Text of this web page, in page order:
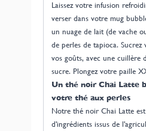
Laissez votre infusion
verser dans votre mug
un nuage de lait (de vache
de perles de tapioca. Sucrez
vos goûts, avec une cuillère
sucre. Plongez votre paille
Un thé noir Chai Latte
votre thé aux perles
Notre thé noir Chai Latte
d'ingrédients issus de